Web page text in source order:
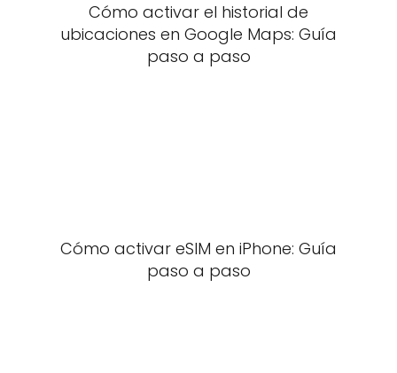
Cómo activar el historial de
ubicaciones en Google Maps: Guía
paso a paso
Cómo activar eSIM en iPhone: Guía
paso a paso